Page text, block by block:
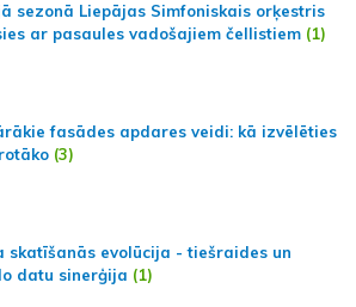
sezonā Liepājas Simfoniskais orķestris
ar pasaules vadošajiem čellistiem (1)
fasādes apdares veidi: kā izvēlēties
(3)
skatīšanās evolūcija - tiešraides un
datu sinerģija (1)